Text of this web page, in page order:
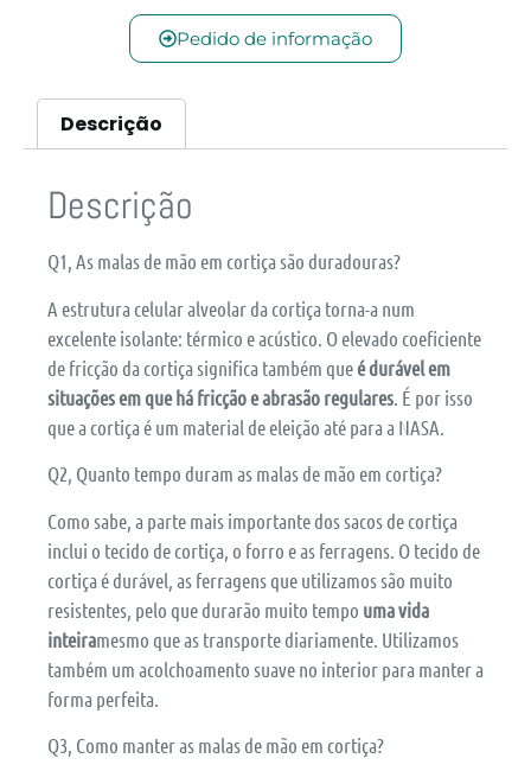
Pedido de informação
Descrição
Descrição
Q1, As malas de mão em cortiça são duradouras?
A estrutura celular alveolar da cortiça torna-a num
excelente isolante: térmico e acústico. O elevado coeficiente
de fricção da cortiça significa também que é durável em
situações em que há fricção e abrasão regulares . É por isso
que a cortiça é um material de eleição até para a NASA.
Q2, Quanto tempo duram as malas de mão em cortiça?
Como sabe, a parte mais importante dos sacos de cortiça
inclui o tecido de cortiça, o forro e as ferragens. O tecido de
cortiça é durável, as ferragens que utilizamos são muito
resistentes, pelo que durarão muito tempo uma vida
inteiramesmo que as transporte diariamente. Utilizamos
também um acolchoamento suave no interior para manter a
forma perfeita.
Q3, Como manter as malas de mão em cortiça?